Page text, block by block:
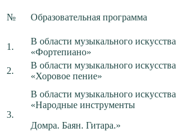
№ Образовательная программа
1.
В области музыкального искусства
«Фортепиано»
2.
В области музыкального искусства
«Хоровое пение»
3.
В области музыкального искусства
«Народные инструменты
Домра. Баян. Гитара.»